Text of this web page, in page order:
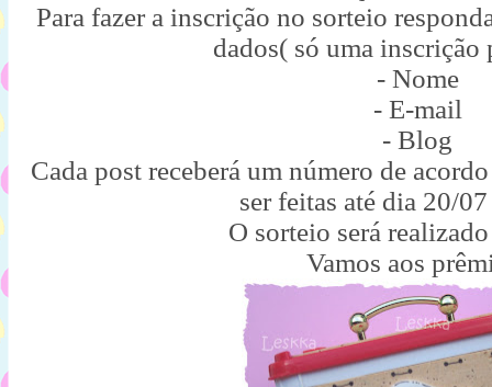
Para fazer a inscrição no sorteio
dados( só uma inscrição
- Nome
- E-mail
- Blog
Cada post receberá um número de
ser feitas até dia 20/
O sorteio será
Vamos aos